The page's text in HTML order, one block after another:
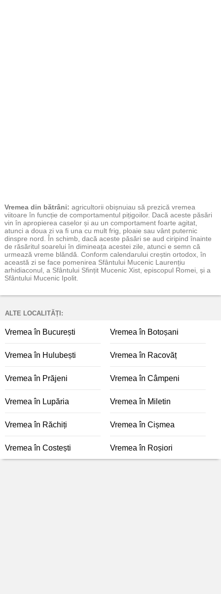
Vremea din bătrâni: agricultorii obișnuiau să prezică vremea
viitoare în funcție de comportamentul pițigoilor. Dacă aceste păsări
vin în apropierea caselor și au un comportament foarte agitat,
atunci a doua zi va fi una cu mult frig, ploaie sau vânt puternic
dinspre nord. În schimb, dacă aceste păsări se aud ciripind înainte
de răsăritul soarelui în dimineața acestei zile, atunci e semn că
urmează vreme blândă. Conform calendarului creștin ortodox, în
această zi se face pomenirea Sfântului Mucenic Laurențiu
arhidiaconul, a Sfântului Sfințit Mucenic Xist, episcopul Romei, și a
Sfântului Mucenic Ipolit.
ALTE LOCALITĂȚI:
Vremea în București Vremea în Botoșani
Vremea în Hulubești Vremea în Racovăț
Vremea în Prăjeni Vremea în Câmpeni
Vremea în Lupăria Vremea în Miletin
Vremea în Răchiți Vremea în Cișmea
Vremea în Costești Vremea în Roșiori